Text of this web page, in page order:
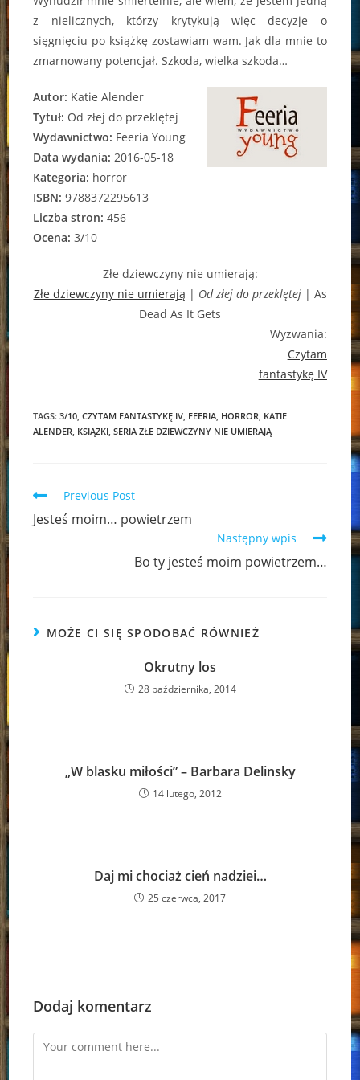
z nielicznych, którzy krytykują więc decyzje o
sięgnięciu po książkę zostawiam wam. Jak dla mnie to
zmarnowany potencjał. Szkoda, wielka szkoda…
Autor: Katie Alender
Tytuł: Od złej do przeklętej
Wydawnictwo: Feeria Young
Data wydania: 2016-05-18
Kategoria: horror
ISBN: 9788372295613
Liczba stron: 456
Ocena: 3/10
Złe dziewczyny nie umierają:
Złe dziewczyny nie umierają | Od złej do przeklętej| As
Dead As It Gets
Wyzwania:
Czytam
fantastykę IV
TAGS:3/10 CZYTAM FANTASTYKĘ IV FEERIA HORROR KATIE
ALENDER KSIĄŻKI SERIA ZŁE DZIEWCZYNY NIE UMIERAJĄ
Read
articles
Previous Post
Jesteś moim… powietrzem
Następny wpis
Bo ty jesteś moim powietrzem…
MOŻE CI SIĘ SPODOBAĆ RÓWNIEŻ
Okrutny los
28 października, 2014
„W blasku miłości” – Barbara Delinsky
14 lutego, 2012
Daj mi chociaż cień nadziei…
25 czerwca, 2017
Dodaj komentarz
Comment